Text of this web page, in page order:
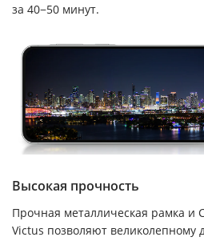
за 40−50 минут.
Высокая прочность
Прочная металлическая рамка и
Victus позволяют великолепному